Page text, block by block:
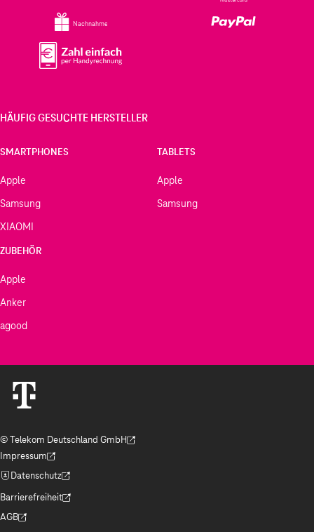
Nachnahme
HÄUFIG GESUCHTE HERSTELLER
SMARTPHONES
Apple
Samsung
XIAOMI
TABLETS
Apple
Samsung
ZUBEHÖR
Apple
Anker
agood
© Telekom Deutschland GmbH
(Der Link wird in einem neuen Tab geöffnet)
Impressum
(Der Link wird in einem neuen Tab geöffnet)
Datenschutz
(Der Link wird in einem neuen Tab geöffnet)
Barrierefreiheit
(Der Link wird in einem neuen Tab geöffnet)
AGB
(Der Link wird in einem neuen Tab geöffnet)